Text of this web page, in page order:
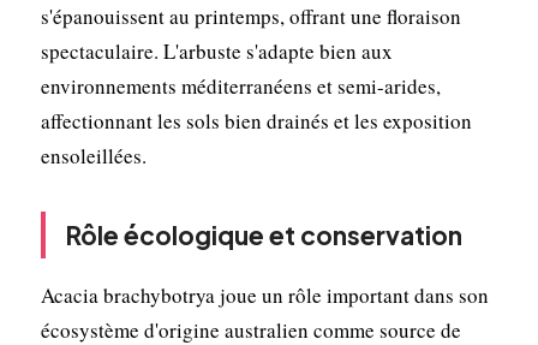
s'épanouissent au printemps, offrant une floraison
spectaculaire. L'arbuste s'adapte bien aux
environnements méditerranéens et semi-arides,
affectionnant les sols bien drainés et les exposition
ensoleillées.
Rôle écologique et conservation
Acacia brachybotrya joue un rôle important dans son
écosystème d'origine australien comme source de